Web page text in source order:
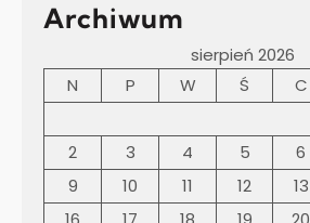
Archiwum
sierpień 2026
N
P W Ś C
2
3 4 5 6
9
10 11 12 13